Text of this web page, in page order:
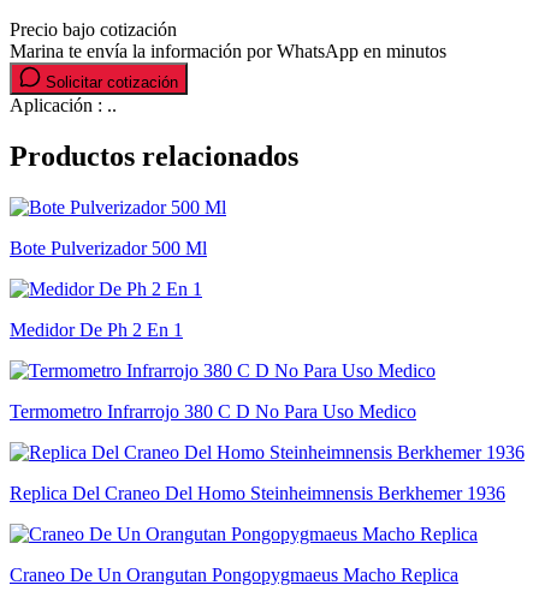
Precio bajo cotización
Marina te envía la información por WhatsApp en minutos
Solicitar cotización
Aplicación : ..
Productos relacionados
Bote Pulverizador 500 Ml
Medidor De Ph 2 En 1
Termometro Infrarrojo 380 C D No Para Uso Medico
Replica Del Craneo Del Homo Steinheimnensis Berkhemer 1936
Craneo De Un Orangutan Pongopygmaeus Macho Replica